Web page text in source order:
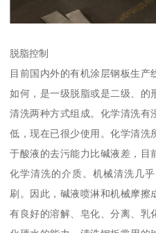
脱脂控制
目前国内外的有机涂层钢板生产
如何，是一级脱脂或是二级、的
清洗两种方式组成。化学清洗有
低，现在已很少使用。化学清洗
于酸液的去污能力比碱液差，目
化学清洗的介质。机械清洗几
刷。因此，碱液喷淋和机械摩擦
有良好的溶解、皂化、分离、乳